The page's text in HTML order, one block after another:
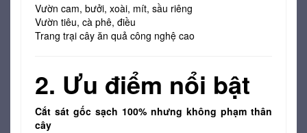
Vườn cam, bưởi, xoài, mít, sầu riêng
Vườn tiêu, cà phê, điều
Trang trại cây ăn quả công nghệ cao
2. Ưu điểm nổi bật
Cắt sát gốc sạch 100% nhưng không phạm thân
cây